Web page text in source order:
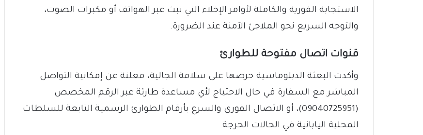
الاستجابة الفورية والكاملة لأوامر الإخلاء التي تبث عبر الهواتف أو مكبرات الصوت،
والتوجه السريع نحو الملاجئ الآمنة عند الضرورة.
قنوات اتصال مفتوحة للطوارئ
وأكدت البعثة الدبلوماسية حرصها على سلامة الجالية، معلنة عن إمكانية التواصل
المباشر مع السفارة في حال الاحتياج لأي مساعدة طارئة عبر الرقم المخصص
(09040725951)، أو الاتصال الفوري والسرع بأرقام الطوارئ الرسمية التابعة للسلطات
المحلية اليابانية في الحالات الحرجة.